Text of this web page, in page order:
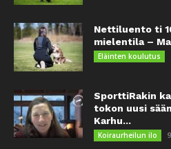
Nettiluento ti
mielentila –
Eläinten koulutus
SporttiRakin
tokon uusi
Karhu...
Koiraurheilun ilo